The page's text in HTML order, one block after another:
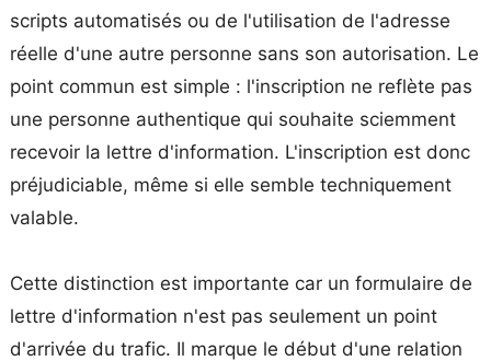
scripts automatisés ou de l'utilisation de l'adresse
réelle d'une autre personne sans son autorisation. Le
point commun est simple : l'inscription ne reflète pas
une personne authentique qui souhaite sciemment
recevoir la lettre d'information. L'inscription est donc
préjudiciable, même si elle semble techniquement
valable.
Cette distinction est importante car un formulaire de
lettre d'information n'est pas seulement un point
d'arrivée du trafic. Il marque le début d'une relation